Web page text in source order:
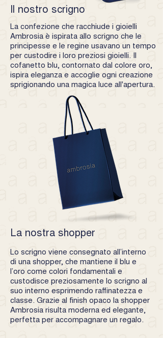
Il nostro scrigno
La confezione che racchiude i gioielli
Ambrosia è ispirata allo scrigno che le
principesse e le regine usavano un tempo
per custodire i loro preziosi gioielli. Il
cofanetto blu, contornato dal colore oro,
ispira eleganza e accoglie ogni creazione
sprigionando una magica luce all'apertura.
La nostra shopper
Lo scrigno viene consegnato all’interno
di una shopper, che mantiene il blu e
l’oro come colori fondamentali e
custodisce preziosamente lo scrigno al
suo interno esprimendo raffinatezza e
classe. Grazie al finish opaco la shopper
Ambrosia risulta moderna ed elegante,
perfetta per accompagnare un regalo.